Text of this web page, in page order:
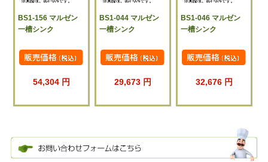
BS1-156 マルゼン
一槽シンク
54,304 円
BS1-044 マルゼン
一槽シンク
29,673 円
BS1-046 マルゼン
一槽シンク
32,676 円